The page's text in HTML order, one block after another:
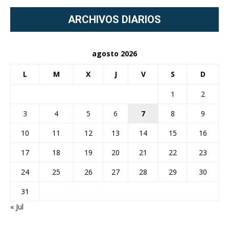
ARCHIVOS DIARIOS
agosto 2026
L M X J V S D
1
2
3
4 5 6 7 8
9
10
11 12 13 14 15
16
17
18 19 20 21 22
23
24
25 26 27 28 29
30
31
« Jul